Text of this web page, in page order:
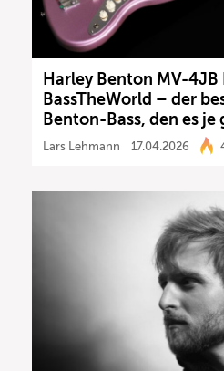
Harley Benton MV-4JB
BassTheWorld – der
Benton-Bass, den es je
Lars Lehmann 17.04.2026